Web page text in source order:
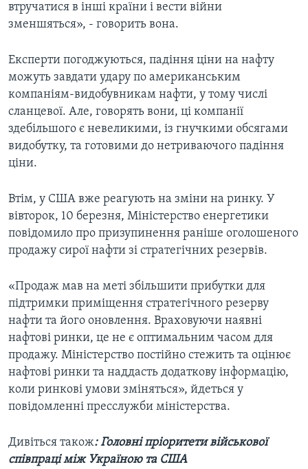
втручатися в інші країни і вести війни
зменшяться», - говорить вона.
Експерти погоджуються, падіння ціни на нафту
можуть завдати удару по американським
компаніям-видобувникам нафти, у тому числі
сланцевої. Але, говорять вони, ці компанії
здебільшого є невеликими, із гнучкими обсягами
видобутку, та готовими до нетриваючого падіння
ціни.
Втім, у США вже реагують на зміни на ринку. У
вівторок, 10 березня, Міністерство енергетики
повідомило про призупинення раніше оголошеного
продажу сирої нафти зі стратегічних резервів.
«Продаж мав на меті збільшити прибутки для
підтримки приміщення стратегічного резерву
нафти та його оновлення. Враховуючи наявні
нафтові ринки, це не є оптимальним часом для
продажу. Міністерство постійно стежить та оцінює
нафтові ринки та наддасть додаткову інформацію,
коли ринкові умови зміняться», йдеться у
повідомленні пресслужби міністерства.
Дивіться також: Головні пріоритети військової
співпраці між Україною та США